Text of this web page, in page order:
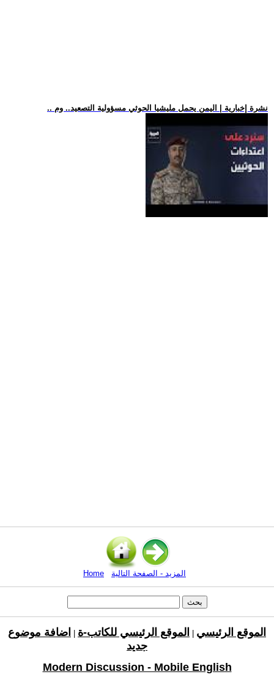
.. نشرة إخبارية | اليمن يحمل مليشيا الحوثي مسؤولية التصعيد.. وم
Home المزيد - الصفحة التالية
الموقع الرئيسي الموقع الرئيسي للكاتب-ة
اضافة موضوع
جديد
Modern Discussion - Mobile English